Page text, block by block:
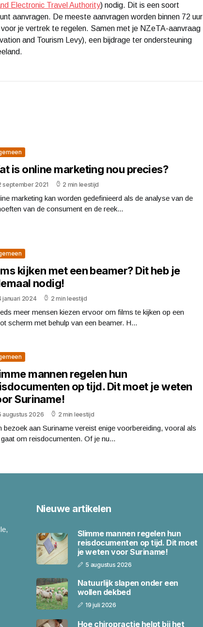
Electronic Travel Authority) nodig. Dit is een soort
aanvragen. De meeste aanvragen worden binnen 72 uur
je vertrek te regelen. Samen met je NZeTA-aanvraag
and Tourism Levy), een bijdrage ter ondersteuning
is online marketing nou precies?
september 2021 2 min leestijd
marketing kan worden gedefinieerd als de analyse van de
van de consument en de reek...
kijken met een beamer? Dit heb je
nodig!
januari 2024 2 min leestijd
meer mensen kiezen ervoor om films te kijken op een
scherm met behulp van een beamer. H...
mannen regelen hun
op tijd. Dit moet je weten
Suriname!
augustus 2026 2 min leestijd
bezoek aan Suriname vereist enige voorbereiding, vooral als
om reisdocumenten. Of je nu...
Nieuwe artikelen
Slimme mannen regelen hun
reisdocumenten op tijd. Dit moet
je weten voor Suriname!
5 augustus 2026
Natuurlijk slapen onder een
wollen dekbed
19 juli 2026
Hoe chiropractie helpt bij het